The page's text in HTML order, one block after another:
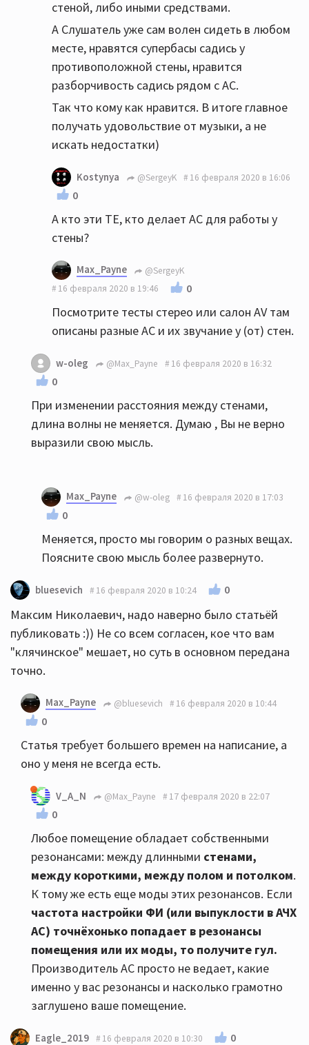
стеной, либо иными средствами.
А Слушатель уже сам волен сидеть в любом
месте, нравятся супербасы садись у
противоположной стены, нравится
разборчивость садись рядом с АС.
Так что кому как нравится. В итоге главное
получать удовольствие от музыки, а не
искать недостатки)
Kostynya @SergeyK 16 февраля 2020 в 16:06
0
А кто эти ТЕ, кто делает АС для работы у
стены?
Max_Payne
@SergeyK
16 февраля 2020 в 19:46
0
Посмотрите тесты стерео или салон AV там
описаны разные АС и их звучание у (от) стен.
w-oleg @Max_Payne 16 февраля 2020 в 16:32
0
При изменении расстояния между стенами,
длина волны не меняется. Думаю , Вы не верно
выразили свою мысль.
Max_Payne @w-oleg 16 февраля 2020 в 17:03
0
Меняется, просто мы говорим о разных вещах.
Поясните свою мысль более развернуто.
bluesevich 16 февраля 2020 в 10:24 0
Максим Николаевич, надо наверно было статьёй
публиковать :)) Не со всем согласен, кое что вам
"клячинское" мешает, но суть в основном передана
точно.
Max_Payne @bluesevich 16 февраля 2020 в 10:44
0
Статья требует большего времен на написание, а
оно у меня не всегда есть.
V_A_N @Max_Payne 17 февраля 2020 в 22:07
0
Любое помещение обладает собственными
резонансами: между длинными стенами,
между короткими, между полом и потолком.
К тому же есть еще моды этих резонансов. Если
частота настройки ФИ (или выпуклости в АЧХ
АС) точнёхонько попадает в резонансы
помещения или их моды, то получите гул.
Производитель АС просто не ведает, какие
именно у вас резонансы и насколько грамотно
заглушено ваше помещение.
Eagle_2019 16 февраля 2020 в 10:30 0